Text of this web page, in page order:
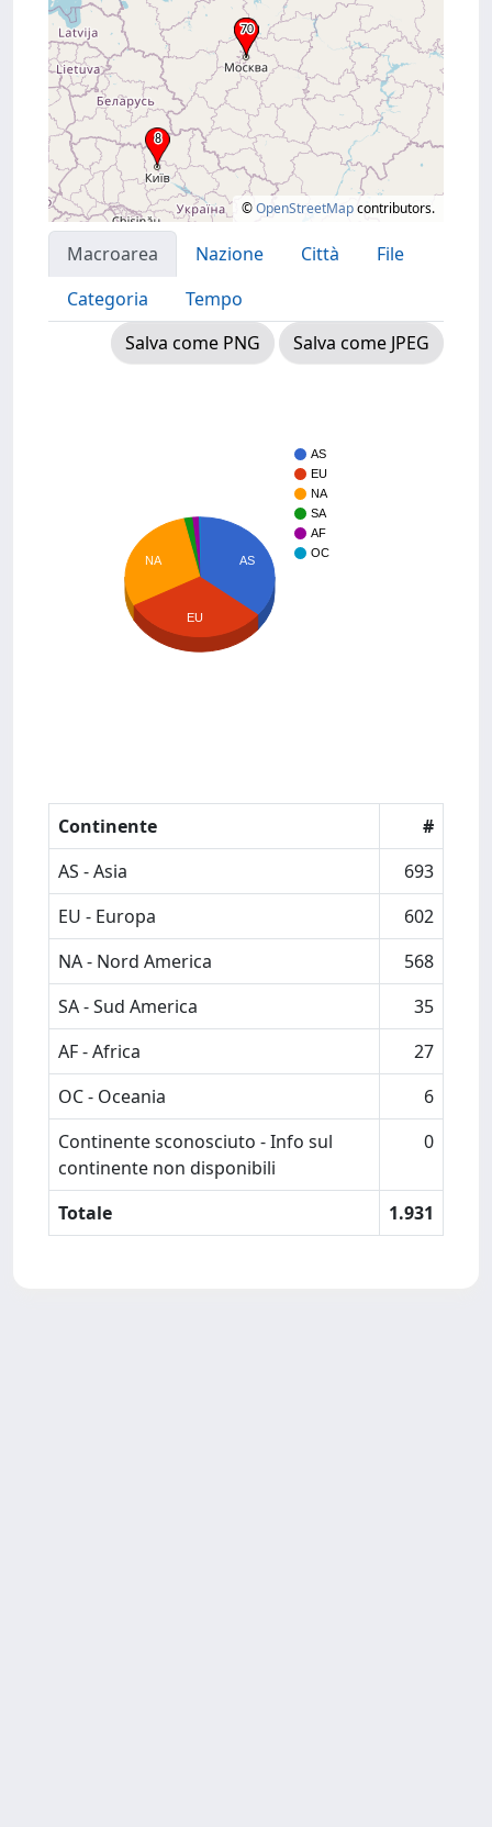
©OpenStreetMapcontributors.
Macroarea Nazione Città
File
Categoria
Tempo
Salva come PNG
Salva come JPEG
AS
EU
NA
SA
AF
OC
AS
NA
EU
Continente
#
AS - Asia
693
EU - Europa
602
NA - Nord America
568
SA - Sud America
35
AF - Africa
27
OC - Oceania
6
Continente sconosciuto - Info sul
continente non disponibili
0
Totale 1.931